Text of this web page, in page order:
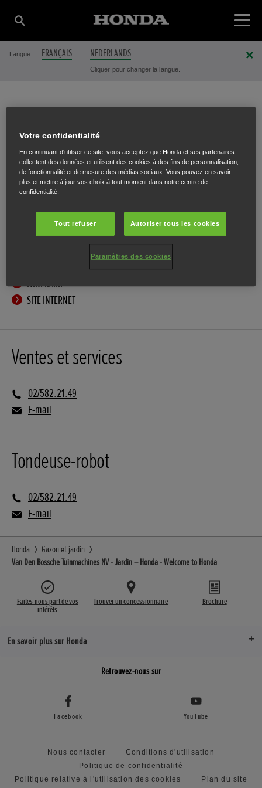
Langue FRANÇAIS NEDERLANDS
Cliquer pour changer la langue.
VAN DEN BOSSCHE
TUINMACHINES NV
Ninoofsesteenweg 142,Lennik 1750
ITINÉRAIRE
SITE INTERNET
Ventes et services
02/582.21.49
E-mail
Tondeuse-robot
02/582.21.49
E-mail
Honda
Gazon et jardin
Van Den Bossche Tuinmachines NV - Jardin – Honda - Welcome to Honda
Faites-nous part de vos
intérêts
Trouver un concessionnaire Brochure
En savoir plus sur Honda
Retrouvez-nous sur
Facebook YouTube
Nous contacter
Conditions d'utilisation
Politique de confidentialité
Politique relative à l'utilisation des cookies
Plan du site
Votre confidentialité
En continuant d'utiliser ce site, vous acceptez que Honda et ses partenaires
collectent des données et utilisent des cookies à des fins de personnalisation,
de fonctionnalité et de mesure des médias sociaux. Vous pouvez en savoir
plus et mettre à jour vos choix à tout moment dans notre centre de
confidentialité.
Tout refuser Autoriser tous les cookies
Paramètres des cookies